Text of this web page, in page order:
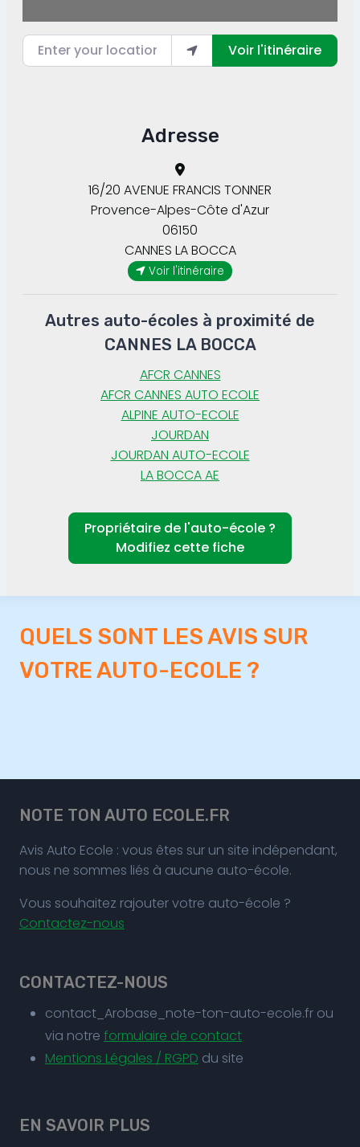
Enter your location
Voir l'itinéraire
Adresse
16/20 AVENUE FRANCIS TONNER
CANNES LA BOCCA
Provence-Alpes-Côte d'Azur
06150
Voir l'itinéraire
Autres auto-écoles à proximité de
CANNES LA BOCCA
AFCR CANNES
AFCR CANNES AUTO ECOLE
ALPINE AUTO-ECOLE
JOURDAN
JOURDAN AUTO-ECOLE
LA BOCCA AE
Propriétaire de l'auto-école ?
Modifiez cette fiche
QUELS SONT LES AVIS SUR
VOTRE AUTO-ECOLE ?
NOTE TON AUTO ECOLE.FR
Avis Auto Ecole : vous êtes sur un site indépendant,
nous ne sommes liés à aucune auto-école.
Vous souhaitez rajouter votre auto-école ?
Contactez-nous
CONTACTEZ-NOUS
contact_Arobase_note-ton-auto-ecole.fr ou
via notre formulaire de contact
Mentions Légales / RGPD du site
EN SAVOIR PLUS